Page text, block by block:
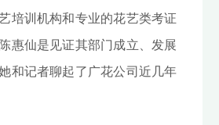
培训机构和专业的花艺类考证
惠仙是见证其部门成立、发展
和记者聊起了广花公司近几年